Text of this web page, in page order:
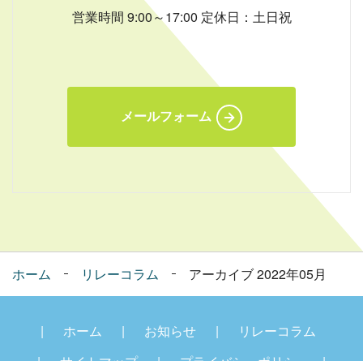
営業時間 9:00～17:00 定休日：土日祝
メールフォーム
ホーム リレーコラム アーカイブ 2022年05月
ホーム お知らせ
リレーコラム